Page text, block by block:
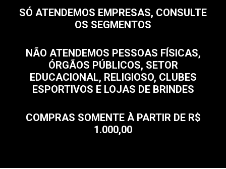
SÓ ATENDEMOS EMPRESAS, CONSULTE
OS SEGMENTOS
NÃO ATENDEMOS PESSOAS FÍSICAS,
ÓRGÃOS PÚBLICOS, SETOR
EDUCACIONAL, RELIGIOSO, CLUBES
ESPORTIVOS E LOJAS DE BRINDES
COMPRAS SOMENTE À PARTIR DE R$
1.000,00